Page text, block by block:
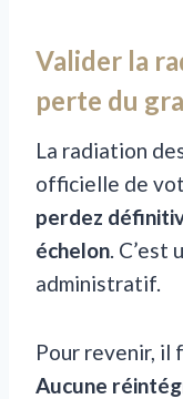
Valider la
perte du
La radiation
officielle de
perdez
échelon. C’est
administratif.
Pour revenir, il
Aucune